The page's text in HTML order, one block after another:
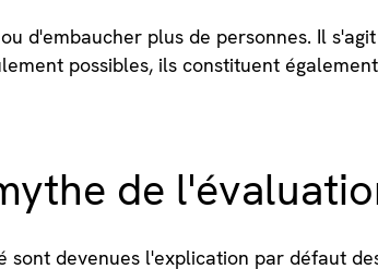
d'embaucher plus de personnes. Il
possibles, ils constituent
de
sont devenues l'explication par défaut